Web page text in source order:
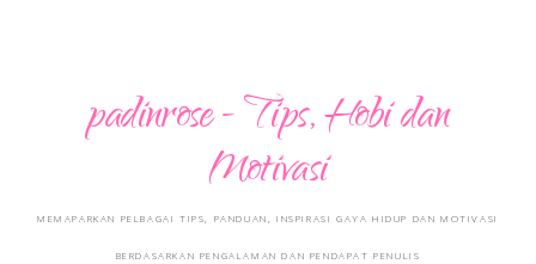
padinrose - Tips, Hobi dan
Motivasi
MEMAPARKAN PELBAGAI TIPS, PANDUAN, INSPIRASI GAYA HIDUP DAN MOTIVASI
BERDASARKAN PENGALAMAN DAN PENDAPAT PENULIS